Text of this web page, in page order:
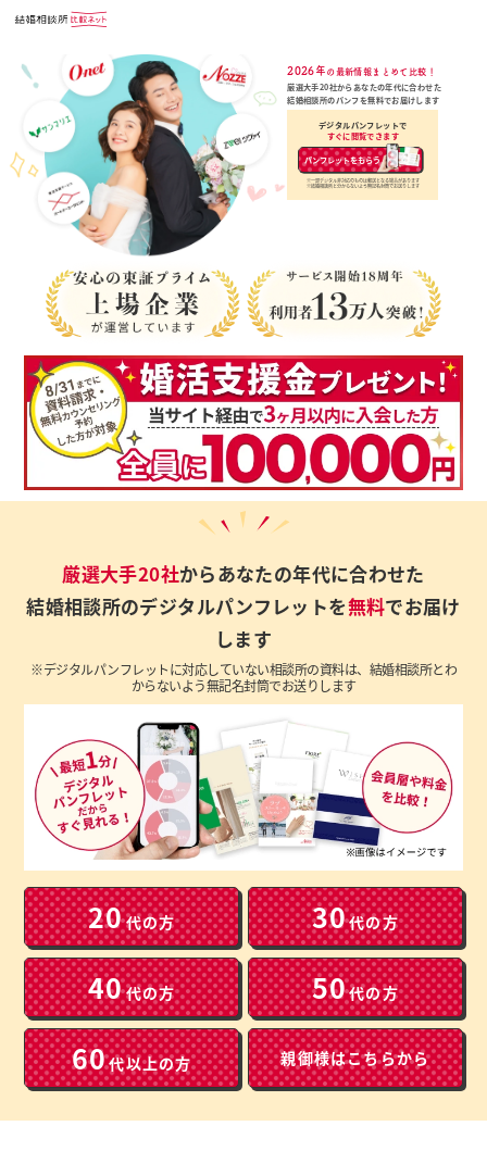
2026年 の最新情報まとめて比較！
厳選大手20社からあなたの年代に合わせた
結婚相談所のパンフを無料でお届けします
デジタルパンフレットで
すぐに閲覧できます
パンフレットをもらう
※一部デジタル非対応のものは郵送となる場合があります
※結婚相談所と分からないよう無記名封筒でお送りします
厳選大手20社からあなたの年代に合わせた
結婚相談所のデジタルパンフレットを無料でお届け
します
※デジタルパンフレットに対応していない相談所の資料は、結婚相談所とわ
からないよう無記名封筒でお送りします
20代の方 30代の方
40代の方 50代の方
60代以上の方 親御様はこちらから